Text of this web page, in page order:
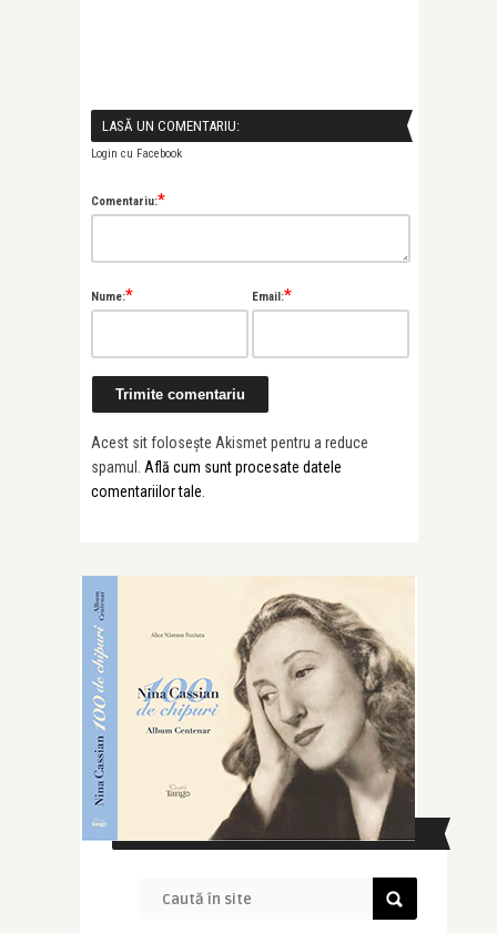
LASĂ UN COMENTARIU:
Login cu Facebook
Comentariu:*
Nume:* Email:*
Acest sit folosește Akismet pentru a reduce
spamul. Află cum sunt procesate datele
comentariilor tale
CAUTĂ ÎN SITE